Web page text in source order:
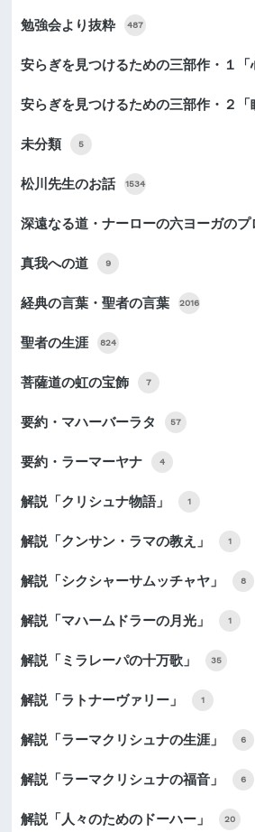
勉強会より抜粋 487
安らぎを見つけるための三部作・１「
安らぎを見つけるための三部作・２「
未分類 5
松川先生のお話 1534
深遠なる道・ナーローの六ヨーガのプ
真我への道 9
経典の言葉・聖者の言葉 2016
聖者の生涯 824
菩薩道の虹の宝飾 7
要約・マハーバーラタ 57
要約・ラーマーヤナ 4
解説「クリシュナ物語」 1
解説「クンサン・ラマの教え」 1
解説「シクシャーサムッチャヤ」 8
解説「マハームドラーの月光」 1
解説「ミラレーパの十万歌」 35
解説「ラトナーヴァリー」 1
解説「ラーマクリシュナの生涯」 6
解説「ラーマクリシュナの福音」 6
解説「人々のためのドーハー」 20